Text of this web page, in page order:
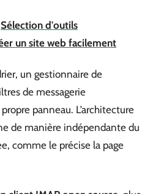
Sélection d'outils
un site web facilement
un gestionnaire de
de messagerie
panneau. L’architecture
de manière indépendante du
comme le précise la page